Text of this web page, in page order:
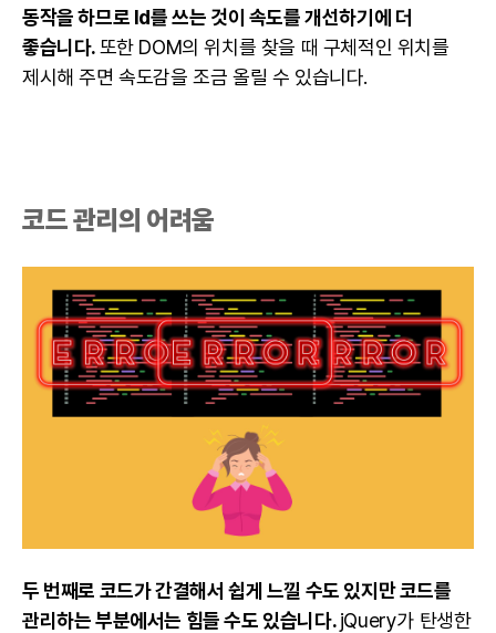
동작을 하므로 Id를 쓰는 것이 속도를 개선하기에 더
좋습니다.또한 DOM의 위치를 찾을 때 구체적인 위치를
제시해 주면 속도감을 조금 올릴 수 있습니다.
코드 관리의 어려움
두 번째로 코드가 간결해서 쉽게 느낄 수도 있지만 코드를
관리하는 부분에서는 힘들 수도 있습니다.jQuery가 탄생한